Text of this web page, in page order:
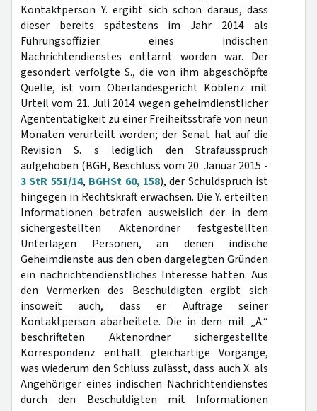
Kontaktperson Y. ergibt sich schon daraus, dass
dieser bereits spätestens im Jahr 2014 als
Führungsoffizier eines indischen
Nachrichtendienstes enttarnt worden war. Der
gesondert verfolgte S., die von ihm abgeschöpfte
Quelle, ist vom Oberlandesgericht Koblenz mit
Urteil vom 21. Juli 2014 wegen geheimdienstlicher
Agententätigkeit zu einer Freiheitsstrafe von neun
Monaten verurteilt worden; der Senat hat auf die
Revision S. s lediglich den Strafausspruch
aufgehoben (BGH, Beschluss vom 20. Januar 2015 -
3 StR 551/14, BGHSt 60, 158), der Schuldspruch ist
hingegen in Rechtskraft erwachsen. Die Y. erteilten
Informationen betrafen ausweislich der in dem
sichergestellten Aktenordner festgestellten
Unterlagen Personen, an denen indische
Geheimdienste aus den oben dargelegten Gründen
ein nachrichtendienstliches Interesse hatten. Aus
den Vermerken des Beschuldigten ergibt sich
insoweit auch, dass er Aufträge seiner
Kontaktperson abarbeitete. Die in dem mit „A.“
beschrifteten Aktenordner sichergestellte
Korrespondenz enthält gleichartige Vorgänge,
was wiederum den Schluss zulässt, dass auch X. als
Angehöriger eines indischen Nachrichtendienstes
durch den Beschuldigten mit Informationen